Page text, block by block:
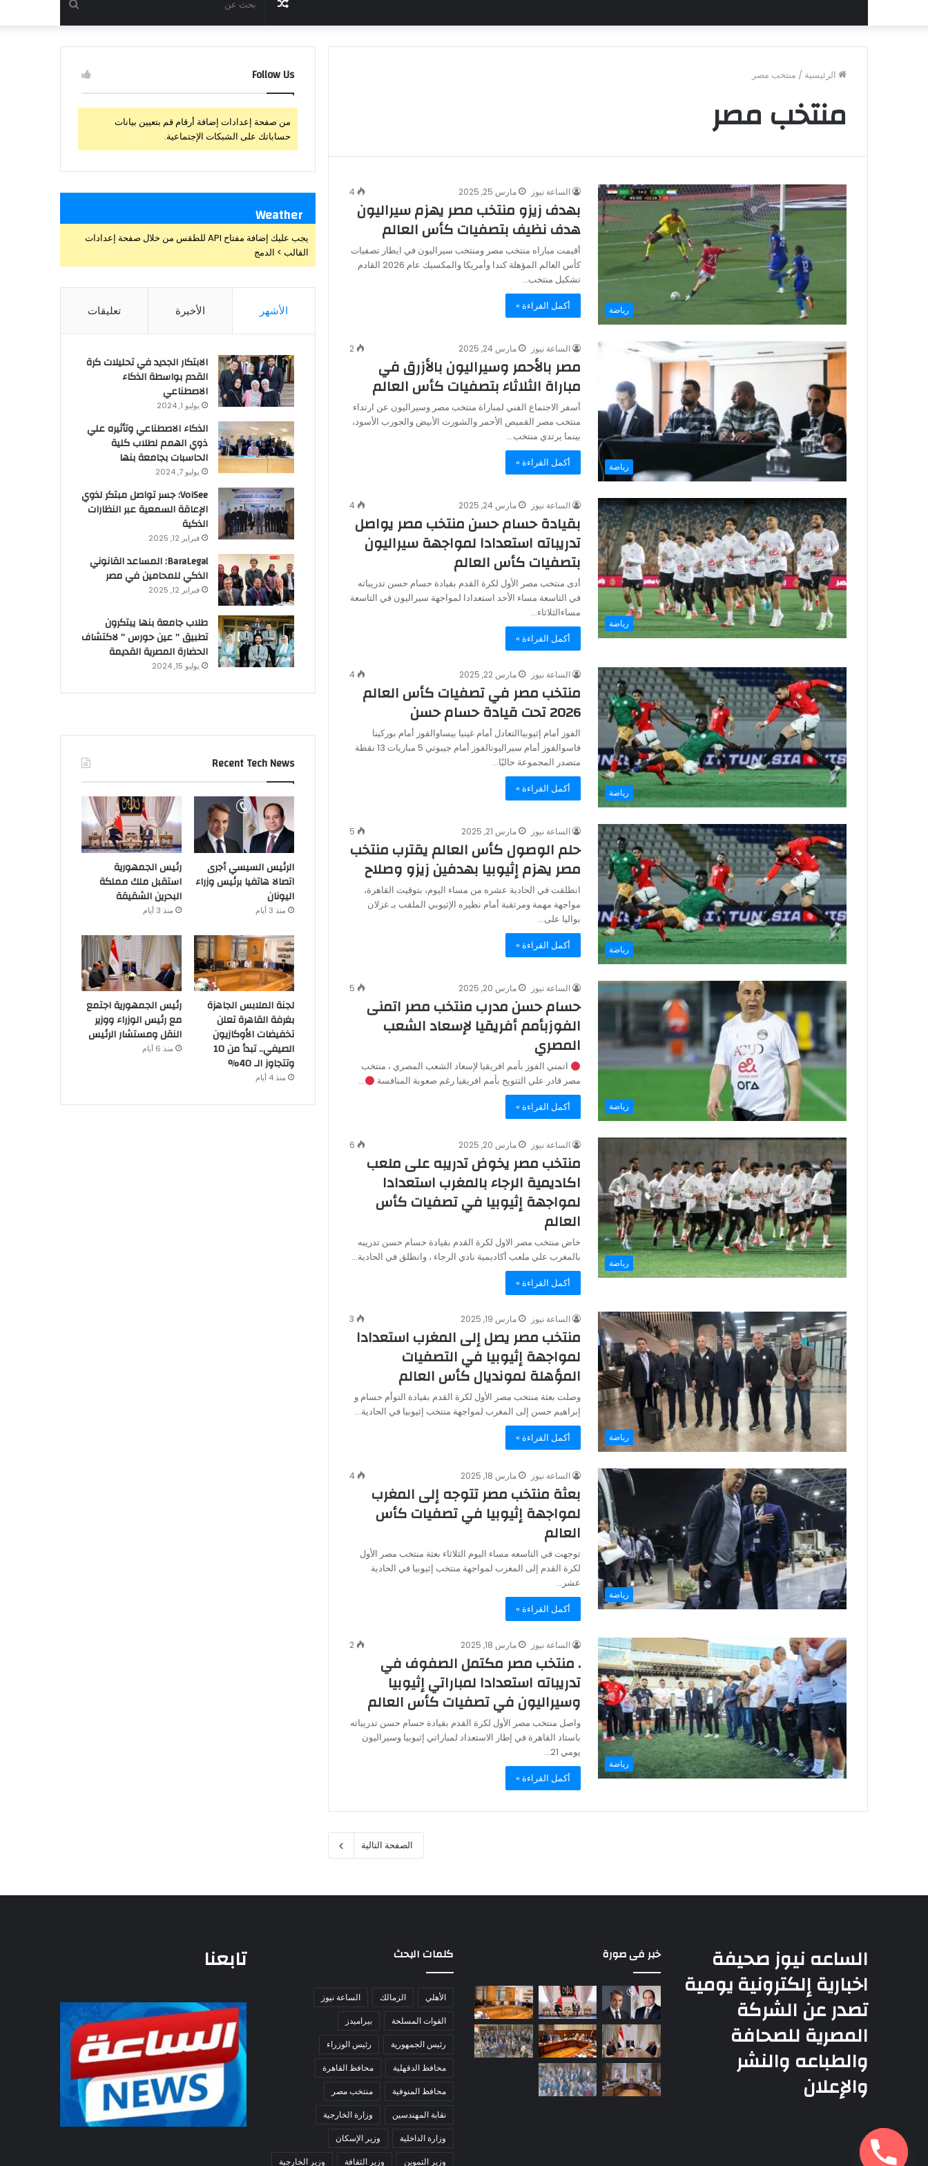
عن
مقال
عشوائي
الرئيسية / منتخب مصر
منتخب مصر
رياضة
الساعة نيوز مارس 25, 2025 4
بهدف زيزو منتخب مصر يهزم سيراليون
هدف نظيف بتصفيات كأس العالم
أقيمت مباراه منتخب مصر ومنتخب سيراليون في ايطار تصفيات
كأس العالم المؤهلة كندا وأمريكا والمكسيك عام 2026 القادم
تشكيل منتخب…
أكمل القراءة »
رياضة
الساعة نيوز مارس 24, 2025 2
مصر بالأحمر وسيراليون بالأزرق في
مباراة الثلاثاء بتصفيات كأس العالم
أسفر الاجتماع الفني لمباراة منتخب مصر وسيراليون عن ارتداء
منتخب مصر القميص الأحمر والشورت الأبيض والجورب الأسود،
بينما يرتدي منتخب…
أكمل القراءة »
رياضة
الساعة نيوز مارس 24, 2025 4
بقيادة حسام حسن منتخب مصر يواصل
تدريباته استعدادا لمواجهة سيراليون
بتصفيات كأس العالم
أدى منتخب مصر الأول لكرة القدم بقيادة حسام حسن تدريباته
في التاسعة مساء الأحد استعدادا لمواجهة سيراليون في التاسعة
مساءالثلاثاء…
أكمل القراءة »
رياضة
الساعة نيوز مارس 22, 2025 4
منتخب مصر في تصفيات كأس العالم
2026 تحت قيادة حسام حسن
الفوز أمام إثيوبياالتعادل أمام غينيا بيساوالفوز أمام بوركينا
فاسوالفوز أمام سيراليونالفوز أمام جيبوتي 5 مباريات 13 نقطة
متصدر المجموعة حاليًا…
أكمل القراءة »
رياضة
الساعة نيوز مارس 21, 2025 5
حلم الوصول كأس العالم يقترب منتخب
مصر يهزم إثيوبيا بهدفين زيزو وصلاح
انطلقت في الحادية عشره من مساء اليوم، بتوقيت القاهرة،
مواجهة مهمة ومرتقبة أمام نظيره الإثيوبي الملقب بـ غزلان
بواليا على…
أكمل القراءة »
رياضة
الساعة نيوز مارس 20, 2025 5
حسام حسن مدرب منتخب مصر اتمنى
الفوزبأمم أفريقيا لإسعاد الشعب
المصري
اتمني الفوز بأمم افريقيا لإسعاد الشعب المصري ، منتخب
مصر قادر علي التتويج بأمم افريقيا رغم صعوبة المنافسة
…
أكمل القراءة »
رياضة
الساعة نيوز مارس 20, 2025 6
منتخب مصر يخوض تدريبه على ملعب
اكاديمية الرجاء بالمغرب استعدادا
لمواجهة إثيوبيا في تصفيات كأس
العالم
خاض منتخب مصر الاول لكرة القدم بقيادة حسام حسن تدريبه
بالمغرب علي ملعب أكاديمية نادي الرجاء ، وانطلق في الحادية…
أكمل القراءة »
رياضة
الساعة نيوز مارس 19, 2025 3
منتخب مصر يصل إلى المغرب استعدادا
لمواجهة إثيوبيا في التصفيات
المؤهلة لمونديال كأس العالم
وصلت بعثة منتخب مصر الأول لكرة القدم بقيادة التوأم حسام و
إبراهيم حسن إلى المغرب لمواجهة منتخب إثيوبيا في الحادية…
أكمل القراءة »
رياضة
الساعة نيوز مارس 18, 2025 4
بعثة منتخب مصر تتوجه إلى المغرب
لمواجهة إثيوبيا في تصفيات كأس
العالم
توجهت في التاسعه مساء اليوم الثلاثاء بعثة منتخب مصر الأول
لكرة القدم إلى المغرب لمواجهة منتخب إثيوبيا في الحادية
عشر…
أكمل القراءة »
رياضة
الساعة نيوز مارس 18, 2025 2
. منتخب مصر مكتمل الصفوف في
تدريباته استعدادا لمباراتي إثيوبيا
وسيراليون في تصفيات كأس العالم
واصل منتخب مصر الأول لكرة القدم بقيادة حسام حسن تدريباته
باستاد القاهرة في إطار الاستعداد لمباراتي إثيوبيا وسيراليون
يومي 21…
أكمل القراءة »
الصفحة التالية
Follow Us
من صفحة إعدادات إضافة أرقام قم بتعيين بيانات
حساباتك على الشبكات الإجتماعية.
Weather
يجب عليك إضافة مفتاح API للطقس من خلال صفحة إعدادات
القالب > الدمج
الأشهر الأخيرة تعليقات
الابتكار الجديد في تحليلات كرة
القدم بواسطة الذكاء
الاصطناعي
يوليو 1, 2024
الذكاء الاصطناعي وتأثيره علي
ذوي الهمم لطلاب كلية
الحاسبات بجامعة بنها
يوليو 7, 2024
VoiSee: جسر تواصل مبتكر لذوي
الإعاقة السمعية عبر النظارات
الذكية
فبراير 12, 2025
BaraLegal: المساعد القانوني
الذكي للمحامين في مصر
فبراير 12, 2025
طلاب جامعة بنها يبتكرون
تطبيق ” عين حورس ” لاكتشاف
الحضارة المصرية القديمة
يوليو 15, 2024
Recent Tech News
الرئيس السيسي أجرى
اتصالا هاتفيا برئيس وزراء
اليونان
منذ 3 أيام
رئيس الجمهورية
استقبل ملك مملكة
البحرين الشقيقة
منذ 3 أيام
لجنة الملابس الجاهزة
بغرفة القاهرة تعلن
تخفيضات الأوكازيون
الصيفي.. تبدأ من 10
وتتجاوز الـ 40%
منذ 4 أيام
رئيس الجمهورية اجتمع
مع رئيس الوزراء ووزير
النقل ومستشار الرئيس
منذ 6 أيام
الساعه نيوز صحيفة
اخبارية إلكترونية يومية
تصدر عن الشركة
المصرية للصحافة
والطباعه والنشر
والإعلان
خبر فى صورة كلمات البحث
الأهلي الزمالك
الساعة نيوز
القوات المسلحة
بيراميدز
رئيس الجمهورية
رئيس الوزراء
محافظ الدقهلية
محافظ القاهرة
محافظ المنوفية
منتخب مصر
نقابة المهندسين
وزارة الخارجية
وزارة الداخلية
وزير الإسكان
وزير التموين
وزير الثقافة وزير الخارجية
تابعنا